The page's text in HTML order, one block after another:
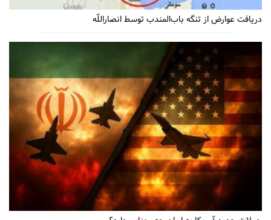
دریافت عوارض از تنگه باب‌المندب توسط انصاراللّه